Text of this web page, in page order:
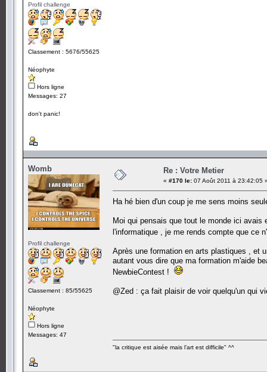
Profil challenge
Classement : 5676/55625
Néophyte
Hors ligne
Messages: 27
don't panic!
Womb
Profil challenge
Classement : 85/55625
Néophyte
Hors ligne
Messages: 47
Re : Votre Metier
« #170 le: 07 Août 2011 à 23:42:05
Ha hé bien d'un coup je me sens moins
Moi qui pensais que tout le monde ici avais
l'informatique , je me rends compte que
Après une formation en arts plastiques , et
autant vous dire que ma formation m'aide
NewbieContest !
@Zed : ça fait plaisir de voir quelqu'un qui
"la critique est aisée mais l’art est difficile" ^^